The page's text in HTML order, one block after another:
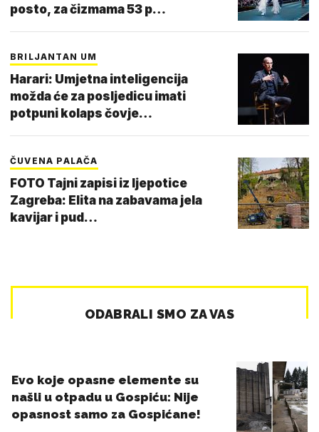
posto, za čizmama 53 p…
BRILJANTAN UM
Harari: Umjetna inteligencija
možda će za posljedicu imati
potpuni kolaps čovje…
ČUVENA PALAČA
FOTO Tajni zapisi iz ljepotice
Zagreba: Elita na zabavama jela
kavijar i pud…